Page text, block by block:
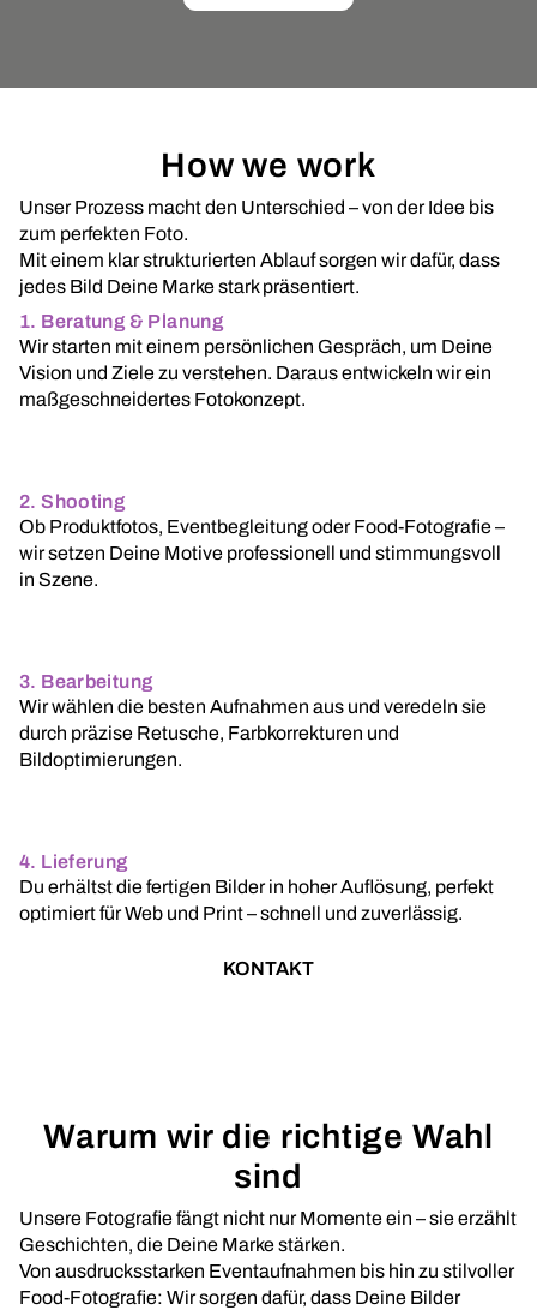
How we work
Unser Prozess macht den Unterschied – von der Idee bis
zum perfekten Foto.
Mit einem klar strukturierten Ablauf sorgen wir dafür, dass
jedes Bild Deine Marke stark präsentiert.
1. Beratung & Planung
Wir starten mit einem persönlichen Gespräch, um Deine
Vision und Ziele zu verstehen. Daraus entwickeln wir ein
maßgeschneidertes Fotokonzept.
2. Shooting
Ob Produktfotos, Eventbegleitung oder Food-Fotografie –
wir setzen Deine Motive professionell und stimmungsvoll
in Szene.
3. Bearbeitung
Wir wählen die besten Aufnahmen aus und veredeln sie
durch präzise Retusche, Farbkorrekturen und
Bildoptimierungen.
4. Lieferung
Du erhältst die fertigen Bilder in hoher Auflösung, perfekt
optimiert für Web und Print – schnell und zuverlässig.
KONTAKT
Warum wir die richtige Wahl
sind
Unsere Fotografie fängt nicht nur Momente ein – sie erzählt
Geschichten, die Deine Marke stärken.
Von ausdrucksstarken Eventaufnahmen bis hin zu stilvoller
Food-Fotografie: Wir sorgen dafür, dass Deine Bilder